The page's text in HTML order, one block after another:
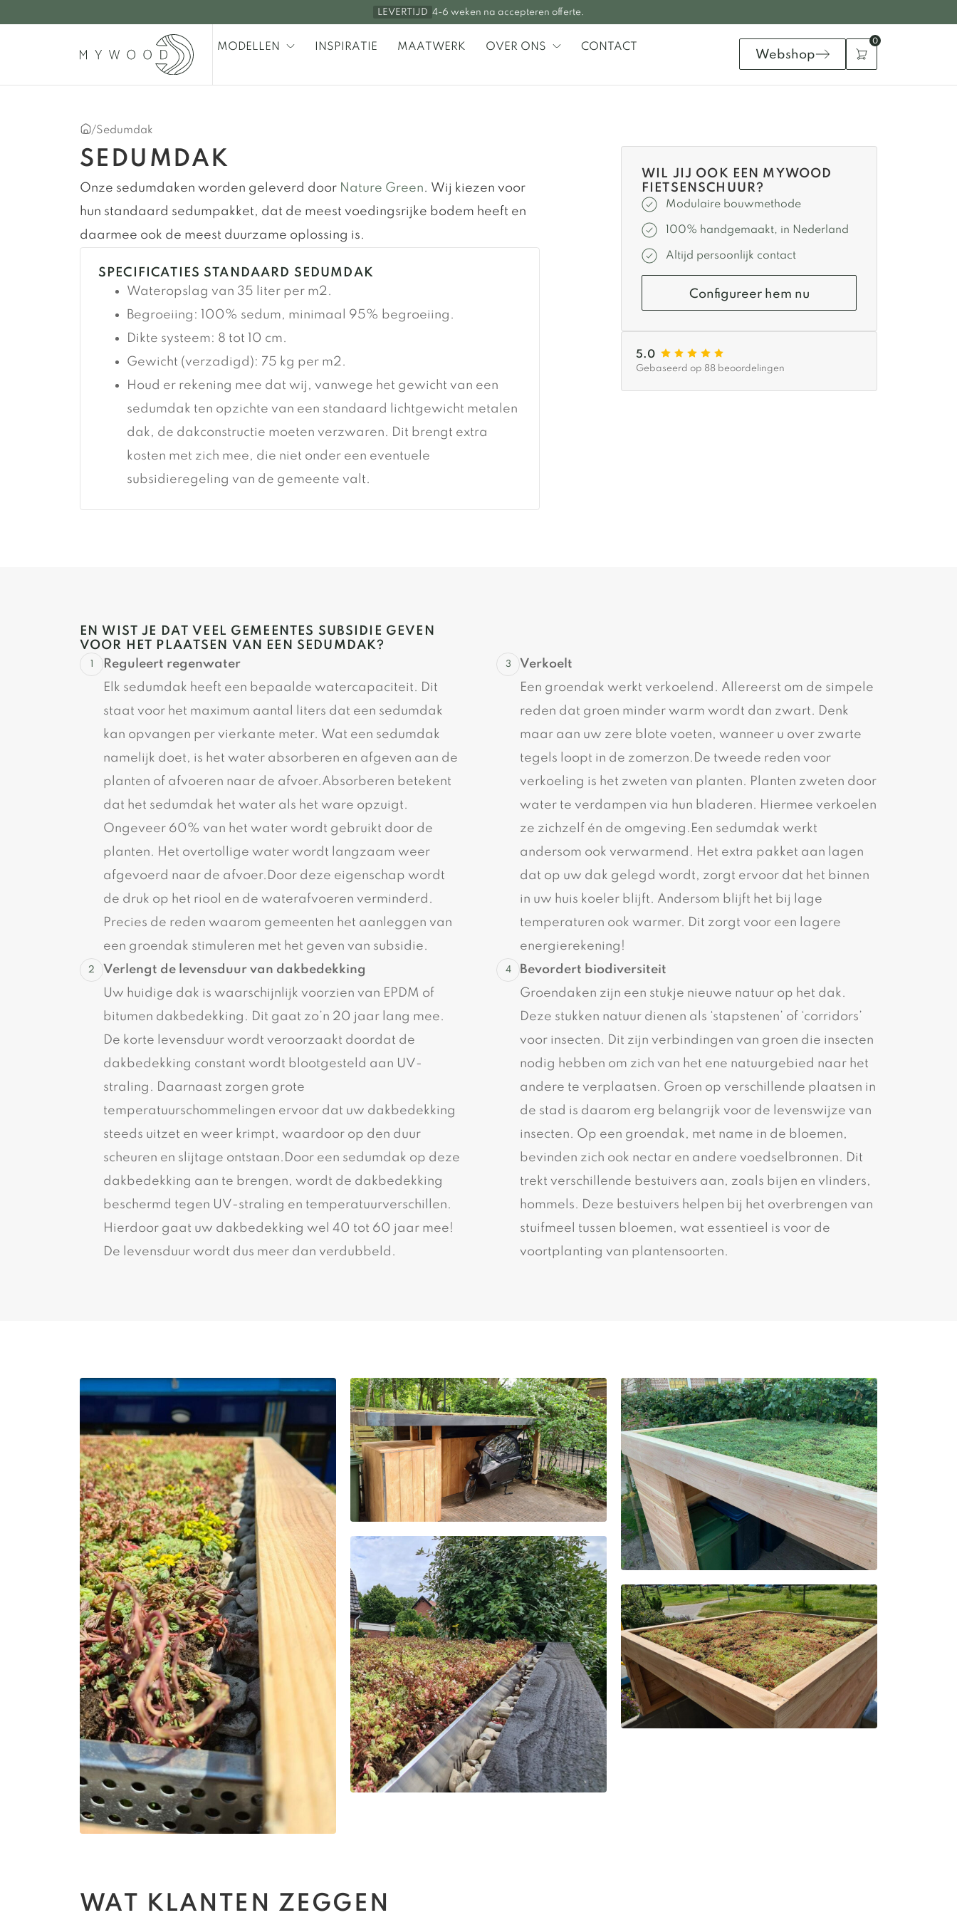
LEVERTIJD 4-6 weken na accepteren offerte.
MODELLEN INSPIRATIE MAATWERK OVER ONS CONTACT
Webshop
0
/Sedumdak
SEDUMDAK
Onze sedumdaken worden geleverd door Nature Green. Wij kiezen voor
hun standaard sedumpakket, dat de meest voedingsrijke bodem heeft en
daarmee ook de meest duurzame oplossing is.
SPECIFICATIES STANDAARD SEDUMDAK
Wateropslag van 35 liter per m2.
Begroeiing: 100% sedum, minimaal 95% begroeiing.
Dikte systeem: 8 tot 10 cm.
Gewicht (verzadigd): 75 kg per m2.
Houd er rekening mee dat wij, vanwege het gewicht van een
sedumdak ten opzichte van een standaard lichtgewicht metalen
dak, de dakconstructie moeten verzwaren. Dit brengt extra
kosten met zich mee, die niet onder een eventuele
subsidieregeling van de gemeente valt.
WIL JIJ OOK EEN MYWOOD
FIETSEN­SCHUUR?
Modulaire bouwmethode
100% handgemaakt, in Nederland
Altijd persoonlijk contact
Configureer hem nu
5.0
Gebaseerd op 88 beoordelingen
EN WIST JE DAT VEEL GEMEENTES SUBSIDIE GEVEN
VOOR HET PLAATSEN VAN EEN SEDUMDAK?
Reguleert regenwater
Elk sedumdak heeft een bepaalde watercapaciteit. Dit
staat voor het maximum aantal liters dat een sedumdak
kan opvangen per vierkante meter. Wat een sedumdak
namelijk doet, is het water absorberen en afgeven aan de
planten of afvoeren naar de afvoer.Absorberen betekent
dat het sedumdak het water als het ware opzuigt.
Ongeveer 60% van het water wordt gebruikt door de
planten. Het overtollige water wordt langzaam weer
afgevoerd naar de afvoer.Door deze eigenschap wordt
de druk op het riool en de waterafvoeren verminderd.
Precies de reden waarom gemeenten het aanleggen van
een groendak stimuleren met het geven van subsidie.
Verlengt de levensduur van dakbedekking
Uw huidige dak is waarschijnlijk voorzien van EPDM of
bitumen dakbedekking. Dit gaat zo’n 20 jaar lang mee.
De korte levensduur wordt veroorzaakt doordat de
dakbedekking constant wordt blootgesteld aan UV-
straling. Daarnaast zorgen grote
temperatuurschommelingen ervoor dat uw dakbedekking
steeds uitzet en weer krimpt, waardoor op den duur
scheuren en slijtage ontstaan.Door een sedumdak op deze
dakbedekking aan te brengen, wordt de dakbedekking
beschermd tegen UV-straling en temperatuurverschillen.
Hierdoor gaat uw dakbedekking wel 40 tot 60 jaar mee!
De levensduur wordt dus meer dan verdubbeld.
Verkoelt
Een groendak werkt verkoelend. Allereerst om de simpele
reden dat groen minder warm wordt dan zwart. Denk
maar aan uw zere blote voeten, wanneer u over zwarte
tegels loopt in de zomerzon.De tweede reden voor
verkoeling is het zweten van planten. Planten zweten door
water te verdampen via hun bladeren. Hiermee verkoelen
ze zichzelf én de omgeving.Een sedumdak werkt
andersom ook verwarmend. Het extra pakket aan lagen
dat op uw dak gelegd wordt, zorgt ervoor dat het binnen
in uw huis koeler blijft. Andersom blijft het bij lage
temperaturen ook warmer. Dit zorgt voor een lagere
energierekening!
Bevordert biodiversiteit
Groendaken zijn een stukje nieuwe natuur op het dak.
Deze stukken natuur dienen als ‘stapstenen’ of ‘corridors’
voor insecten. Dit zijn verbindingen van groen die insecten
nodig hebben om zich van het ene natuurgebied naar het
andere te verplaatsen. Groen op verschillende plaatsen in
de stad is daarom erg belangrijk voor de levenswijze van
insecten. Op een groendak, met name in de bloemen,
bevinden zich ook nectar en andere voedselbronnen. Dit
trekt verschillende bestuivers aan, zoals bijen en vlinders,
hommels. Deze bestuivers helpen bij het overbrengen van
stuifmeel tussen bloemen, wat essentieel is voor de
voortplanting van plantensoorten.
WAT KLANTEN ZEGGEN